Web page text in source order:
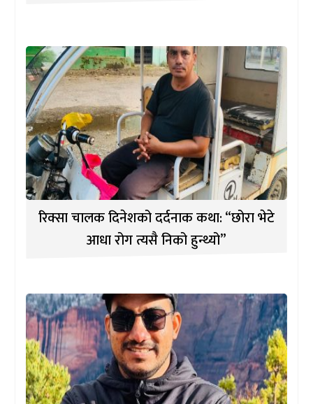
रिक्सा चालक दिनेशको दर्दनाक कथा: “छोरा भेटे
आधा रोग त्यसै निको हुन्थ्यो”